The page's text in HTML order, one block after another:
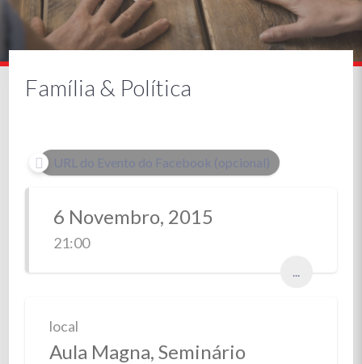
Família & Política
URL do Evento do Facebook (opcional)
6 Novembro, 2015
21:00
...
local
Aula Magna, Seminário